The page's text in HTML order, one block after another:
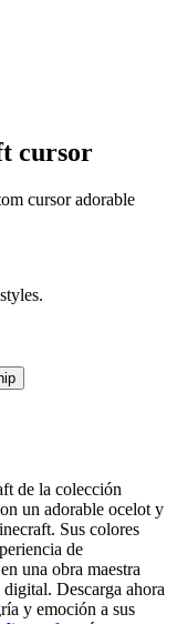
cursor
cursor adorable
de la colección
un adorable ocelot y
Sus colores
de
una obra maestra
Descarga ahora
y emoción a sus